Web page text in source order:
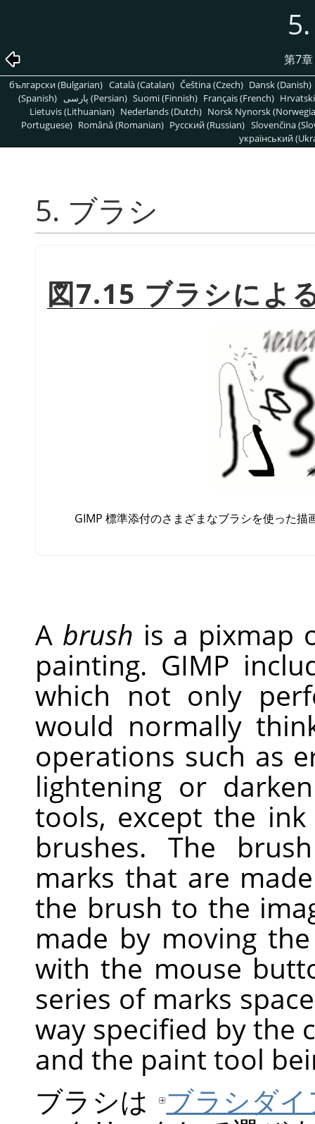
第7章
български (Bulgarian) Català (Catalan) Čeština (Czech) Dansk (Danish)
(Spanish)
پارسی (Persian) Suomi (Finnish) Français (French)
Lietuvis (Lithuanian) Nederlands (Dutch) Norsk Nynorsk
Portuguese) Română (Romanian) Pусский (Russian) Slovenčina
український
5. ブラシ
図7.15 ブラシによ
GIMP 標準添付のさまざまなブラシを使った描
A brush is a pixmap
painting. GIMP
which not only
would normally
operations such as
lightening or
tools, except the
brushes. The
marks that are
the brush to the
made by moving
with the mouse
series of marks
way specified by the
and the paint tool
ブラシは
ブラシダ